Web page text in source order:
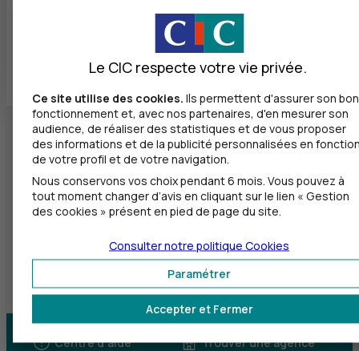
Centre d'aide Trouver une agence
Le CIC respecte votre vie privée.
Ce site utilise des cookies. Ils permettent d'assurer son bon
fonctionnement et, avec nos partenaires, d'en mesurer son
audience, de réaliser des statistiques et de vous proposer
des informations et de la publicité personnalisées en
de votre profil et de votre navigation.
Nous conservons vos choix pendant 6 mois. Vous pouvez à
tout moment changer d’avis en cliquant sur le lien « Gestion
des cookies » présent en pied de page du site.
Accepter et Fermer
Paramétrer
Consulter notre politique Cookies